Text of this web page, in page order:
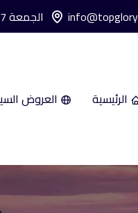
الجمعة 7 أغسطس 2026
الرئيسية العروض